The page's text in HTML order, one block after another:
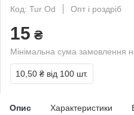
Код: Tur Od
Опт і роздріб
15 ₴
Мінімальна сума замовлення
10,50 ₴ від 100 шт.
Опис Характеристики